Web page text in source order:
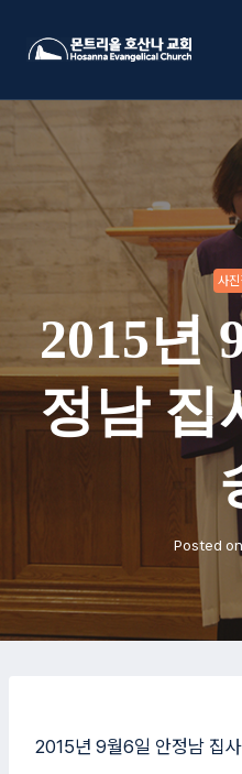
사진
2015년
정남 집
Posted on
2015년 9월6일 안정남 집